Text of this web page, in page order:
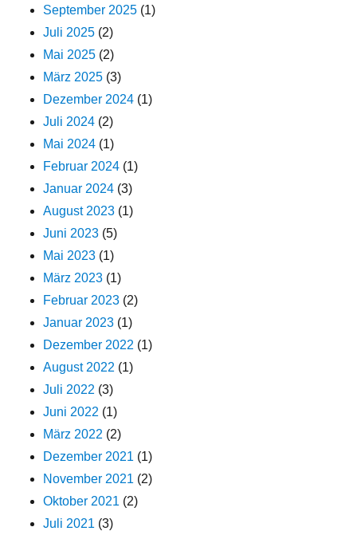
September 2025 (1)
Juli 2025 (2)
Mai 2025 (2)
März 2025 (3)
Dezember 2024 (1)
Juli 2024 (2)
Mai 2024 (1)
Februar 2024 (1)
Januar 2024 (3)
August 2023 (1)
Juni 2023 (5)
Mai 2023 (1)
März 2023 (1)
Februar 2023 (2)
Januar 2023 (1)
Dezember 2022 (1)
August 2022 (1)
Juli 2022 (3)
Juni 2022 (1)
März 2022 (2)
Dezember 2021 (1)
November 2021 (2)
Oktober 2021 (2)
Juli 2021 (3)